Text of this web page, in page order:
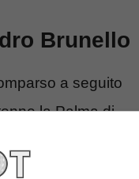
Brunello
a seguito
la Palma di
tecnico
il centro nord,